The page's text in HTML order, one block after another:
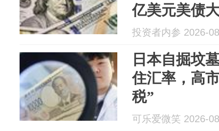
亿美元美债
投资者内参 2026-
日本自掘坟
住汇率，高
税”
可乐爱微笑 2026-